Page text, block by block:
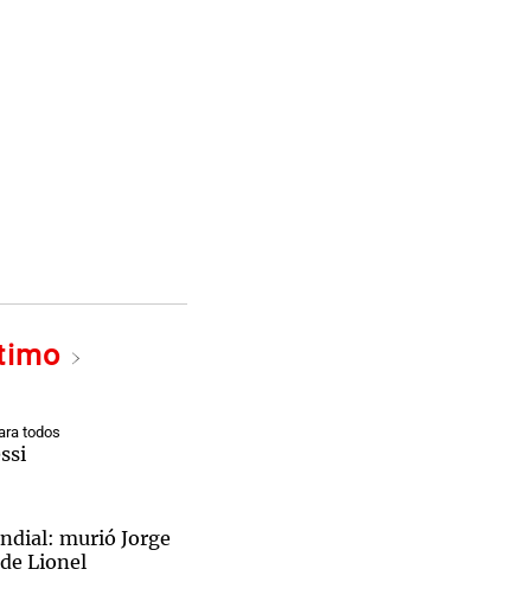
todos
murió Jorge
Lionel